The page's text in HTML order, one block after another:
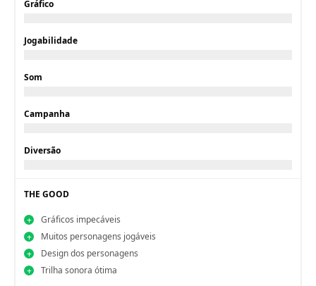
Gráfico
Jogabilidade
Som
Campanha
Diversão
THE GOOD
Gráficos impecáveis
Muitos personagens jogáveis
Design dos personagens
Trilha sonora ótima